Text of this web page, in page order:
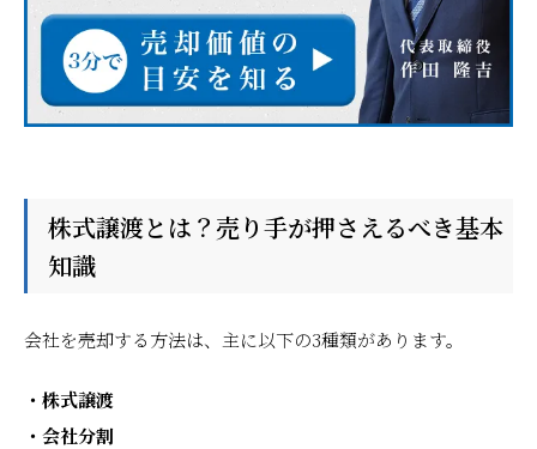
株式譲渡とは？売り手が押さえるべき基本
知識
会社を売却する方法は、主に以下の3種類があります。
・株式譲渡
・会社分割